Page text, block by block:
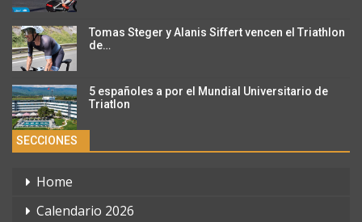
Tomas Steger y Alanis Siffert vencen el Triathlon
de…
5 españoles a por el Mundial Universitario de
Triatlon
SECCIONES
Home
Calendario 2026